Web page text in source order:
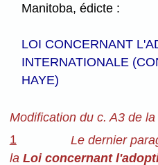
Manitoba, édicte :
LOI CONCERNANT
INTERNATIONALE
HAYE)
Modification du c. A3 de la
1
Le dernier
la Loi concernant